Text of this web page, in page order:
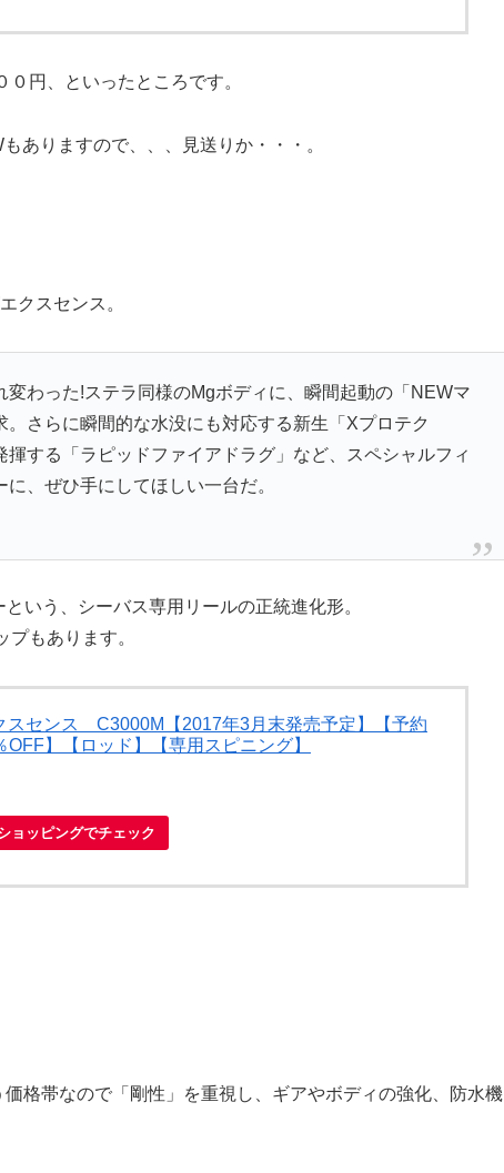
円、といったところです。
ありますので、、、見送りか・・・。
クスセンス。
わった!ステラ同様のMgボディに、瞬間起動の「NEWマ
さらに瞬間的な水没にも対応する新生「Xプロテク
する「ラピッドファイアドラグ」など、スペシャルフィ
、ぜひ手にしてほしい一台だ。
いう、シーバス専用リールの正統進化形。
もあります。
スセンス C3000M【2017年3月末発売予定】【予約
】【ロッド】【専用スピニング】
ョッピングでチェック
格帯なので「剛性」を重視し、ギアやボディの強化、防水機